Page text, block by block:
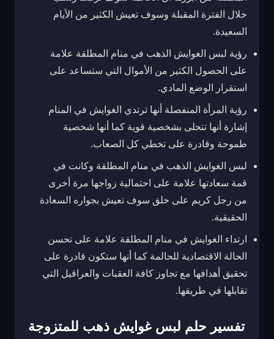
خلال الفترة المقبلة وسوف تعيش الكثير من الأيام
السعيدة.
رؤية لبس الغوايش الذهب في منام المطلقة علامة
على الحصول الكثير من الأموال التي ستساعد على
استقرار الوضع المادي.
رؤية المرأة المنفصلة أنها ترتدي الغوايش في المنام
إشارة أنها تتحلى بشخصية قوية كما أنها شخصية
طموحة وقادرة على تخطي كل الصعاب.
لبس الغوايش الذهب في منام المطلقة وكانت في
قمة سعادتها علامة على احتمالية زواجها مرة أخرى
من رجل كريم على خلق سوف تعيش بجواره السعادة
الحقيقية.
ارتداء الغوايش في منام المطلقة علامة على تحسن
الحالة الاقتصادية للحالمة كما أنها ستكون قادرة على
تحقيق أهدافها مع تجاوز كافة العقبات والعراقيل التي
تقابلها في طريقها.
تفسير حلم لبس غوايش ذهب للمتزوجة